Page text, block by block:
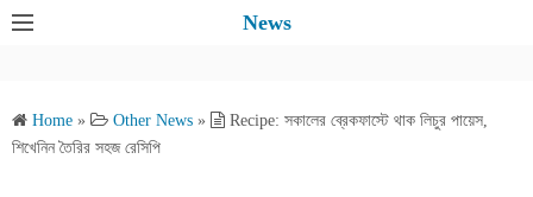
News
Home » Other News »
Recipe: সকালের ব্রেকফাস্টে থাক লিচুর পায়েস,
শিখেনিন তৈরির সহজ রেসিপি